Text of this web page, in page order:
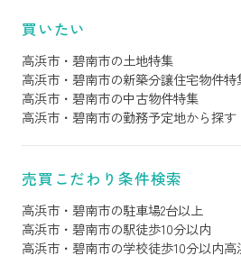
買いたい
高浜市・碧南市の土地特集
高浜市・碧南市の新築分譲住宅物件特
高浜市・碧南市の中古物件特集
高浜市・碧南市の勤務予定地から探す
売買こだわり条件検索
高浜市・碧南市の駐車場2台以上
高浜市・碧南市の駅徒歩10分以内
高浜市・碧南市の学校徒歩10分以内高